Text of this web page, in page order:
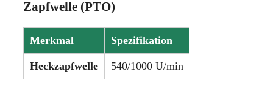
Zapfwelle (PTO)
Merkmal Spezifikation
Heckzapfwelle 540/1000 U/min